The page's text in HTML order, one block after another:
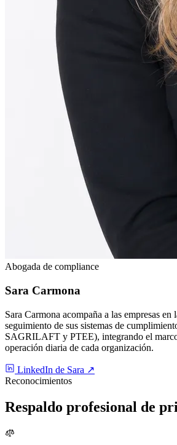
Abogada de compliance
Sara Carmona
Sara Carmona acompaña a las empresas
seguimiento de sus sistemas de
SAGRILAFT y PTEE), integrando el
operación diaria de cada organización.
LinkedIn de Sara ↗
Reconocimientos
Respaldo profesional de